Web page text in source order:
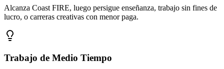
Alcanza Coast FIRE, luego persigue enseñanza, trabajo sin fines de
lucro, o carreras creativas con menor paga.
Trabajo de Medio Tiempo